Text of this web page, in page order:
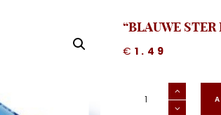
“BLAUWE
€ 1.49
Folieballon